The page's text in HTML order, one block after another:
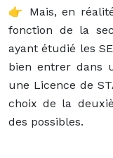
👉 Mais, en
fonction de la
ayant étudié les
bien entrer dans
une Licence de
choix de la
des possibles.